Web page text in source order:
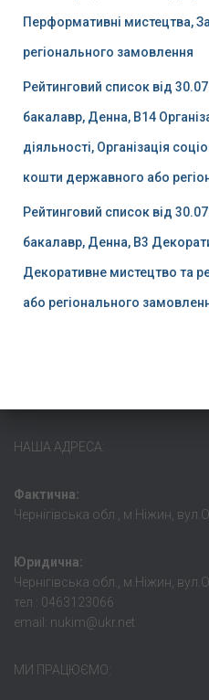
Перформативні мистецтва,
регіонального замовлення
Рейтинговий список від
бакалавр, Денна, B14
діяльності, Організація
кошти державного або
Рейтинговий список від
бакалавр, Денна, B3
Декоративне мистецтво та
або регіонального
НАША АДРЕСА:
Фактична:
Чернігівська обл., м.Ніжин,
Юридична:
Чернігівська обл., м.Ніжин,
тел.: 0463123066
email: nukim@ukr.net
МИ ПРАЦЮЄМО: